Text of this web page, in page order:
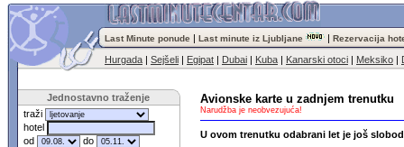
Last Minute ponude | Last minute iz Ljubljane | Rezervacija
Hurgada | Sejšeli | Egipat | Dubai | Kuba | Kanarski otoci | Meksiko |
Jednostavno traženje
traži
hotel
od
do
Avionske karte u zadnjem trenutku
Narudžba je neobvezujuća!
U ovom trenutku odabrani let je još